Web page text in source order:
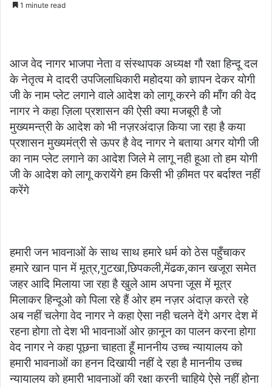
1 minute read
आज वेद नागर भाजपा नेता व संस्थापक अध्यक्ष गौ रक्षा हिन्दू दल
के नेतृत्व मे दादरी उपजिलाधिकारी महोदया को ज्ञापन देकर योगी
जी के नाम प्लेट लगाने वाले आदेश को लागू करने की माँग की वेद
नागर ने कहा ज़िला प्रशासन की ऐसी क्या मजबूरी है जो
मुख्यमन्त्री के आदेश को भी नज़रअंदाज़ किया जा रहा है कया
प्रशासन मुख्यमंत्री से ऊपर है वेद नागर ने बताया अगर योगी जी
का नाम प्लेट लगाने का आदेश जिले मे लागू नही हूआ तो हम योगी
जी के आदेश को लागू करायेंगे हम किसी भी क़ीमत पर बर्दाश्त नहीं
करेंगे
हमारी जन भावनाओं के साथ साथ हमारे धर्म को ठेस पहुँचाकर
हमारे खान पान में मूत्र,गुटखा,छिपकली,मेंढक,कान खजूरा समेत
जहर आदि मिलाया जा रहा है खुले आम अपना जूस में मूत्र
मिलाकर हिन्दूओ को पिला रहे हैं ओर हम नज़र अंदाज़ करते रहे
अब नहीं चलेगा वेद नागर ने कहा ऐसा नही चलने देंगे अगर देश में
रहना होगा तो देश भी भावनाओं ओर क़ानून का पालन करना होगा
वेद नागर ने कहा पूछना चाहता हूँ माननीय उच्च न्यायालय को
हमारी भावनाओं का हनन दिखायी नहीं दे रहा है माननीय उच्च
न्यायालय को हमारी भावनाओं की रक्षा करनी चाहिये ऐसे नहीं होना